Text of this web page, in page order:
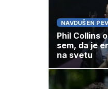
NAVDUŠEN
Phil Collins
sem, da je
na svetu